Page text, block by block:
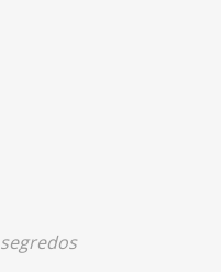
segredos